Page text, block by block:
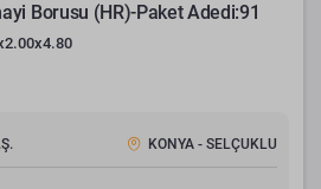
Borusu (HR)-Paket Adedi:91
KONYA - SELÇUKLU